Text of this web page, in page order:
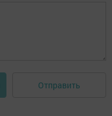
Отправить